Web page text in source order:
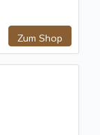
Zum Shop